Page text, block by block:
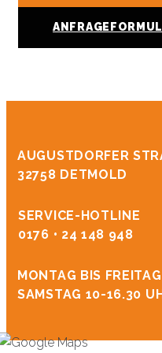
AUGUSTDORFER
32758 DETMOLD
SERVICE-HOTLINE
0176 • 24 148 948
MONTAG BIS
SAMSTAG 10-16.30